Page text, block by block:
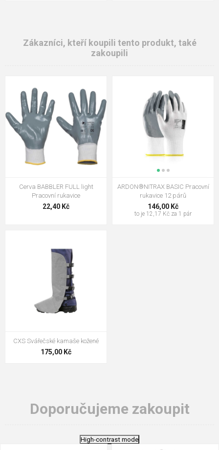
Zákazníci, kteří koupili tento produkt, také
zakoupili
Cerva BABBLER FULL light
Pracovní rukavice
22,40 Kč
ARDON®NITRAX BASIC Pracovní
rukavice 12 párů
146,00 Kč
to je 12,17 Kč za 1 pár
CXS Svářečské kamaše kožené
175,00 Kč
Doporučujeme zakoupit
High-contrast mode